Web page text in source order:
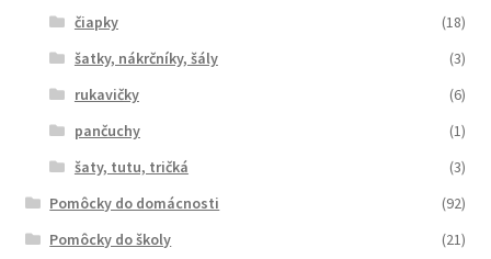
čiapky
(18)
šatky, nákrčníky, šály
(3)
rukavičky
(6)
pančuchy
(1)
šaty, tutu, tričká
(3)
Pomôcky do domácnosti
(92)
Pomôcky do školy
(21)